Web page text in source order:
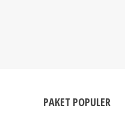
PAKET POPULER